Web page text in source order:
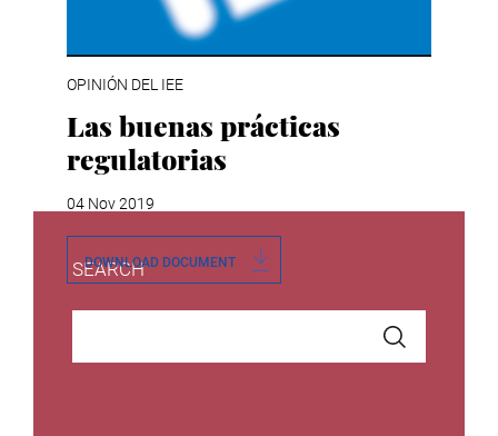
SEARCH
OPINIÓN DEL IEE
Las buenas prácticas
regulatorias
04 Nov 2019
DOWNLOAD DOCUMENT